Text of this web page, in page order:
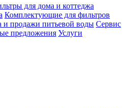
для дома и коттеджа
Комплектующие для фильтров
и продажи питьевой воды Сервис
предложения Услуги